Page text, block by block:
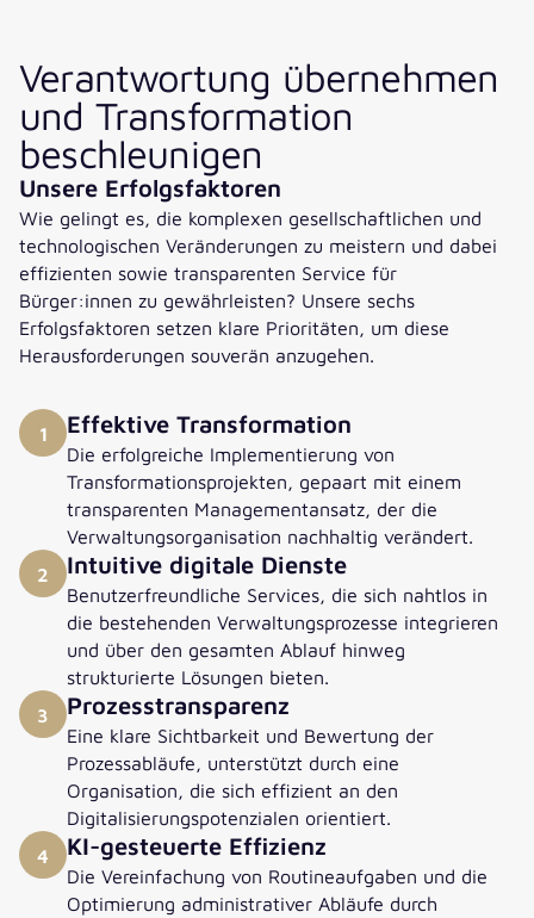
Verantwortung übernehmen
und Transformation
beschleunigen
Unsere Erfolgsfaktoren
Wie gelingt es, die komplexen gesellschaftlichen und
technologischen Veränderungen zu meistern und dabei
effizienten sowie transparenten Service für
Bürger:innen zu gewährleisten? Unsere sechs
Erfolgsfaktoren setzen klare Prioritäten, um diese
Herausforderungen souverän anzugehen.
1 Effektive Transformation
Die erfolgreiche Implementierung von
Transformationsprojekten, gepaart mit einem
transparenten Managementansatz, der die
Verwaltungsorganisation nachhaltig verändert.
2
Intuitive digitale Dienste
Benutzerfreundliche Services, die sich nahtlos in
die bestehenden Verwaltungsprozesse integrieren
und über den gesamten Ablauf hinweg
strukturierte Lösungen bieten.
3
Prozesstransparenz
Eine klare Sichtbarkeit und Bewertung der
Prozessabläufe, unterstützt durch eine
Organisation, die sich effizient an den
Digitalisierungspotenzialen orientiert.
4
KI-gesteuerte Effizienz
Die Vereinfachung von Routineaufgaben und die
Optimierung administrativer Abläufe durch